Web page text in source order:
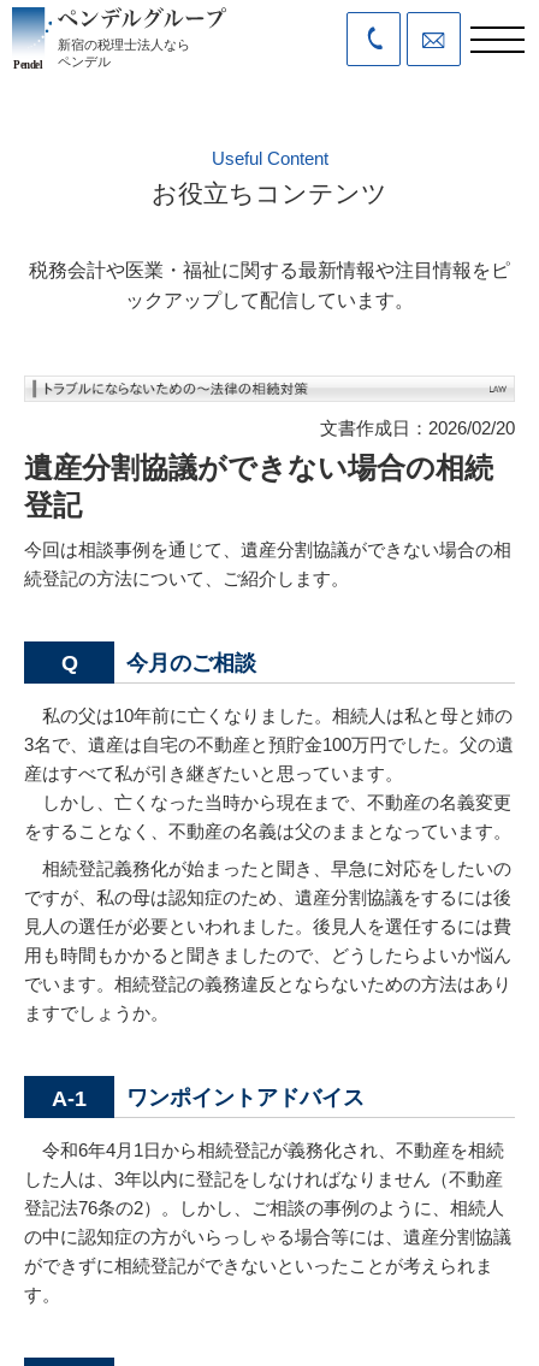
新宿の税理士法人なら
ペンデル
Useful Content
お役立ちコンテンツ
税務会計や医業・福祉に関する最新情報や注目情報をピ
ックアップして配信しています。
文書作成日：2026/02/20
遺産分割協議ができない場合の相続
登記
今回は相談事例を通じて、遺産分割協議ができない場合の相
続登記の方法について、ご紹介します。
Q 今月のご相談
私の父は10年前に亡くなりました。相続人は私と母と姉の
3名で、遺産は自宅の不動産と預貯金100万円でした。父の遺
産はすべて私が引き継ぎたいと思っています。
しかし、亡くなった当時から現在まで、不動産の名義変更
をすることなく、不動産の名義は父のままとなっています。
相続登記義務化が始まったと聞き、早急に対応をしたいの
ですが、私の母は認知症のため、遺産分割協議をするには後
見人の選任が必要といわれました。後見人を選任するには費
用も時間もかかると聞きましたので、どうしたらよいか悩ん
でいます。相続登記の義務違反とならないための方法はあり
ますでしょうか。
A-1 ワンポイントアドバイス
令和6年4月1日から相続登記が義務化され、不動産を相続
した人は、3年以内に登記をしなければなりません（不動産
登記法76条の2）。しかし、ご相談の事例のように、相続人
の中に認知症の方がいらっしゃる場合等には、遺産分割協議
ができずに相続登記ができないといったことが考えられま
す。